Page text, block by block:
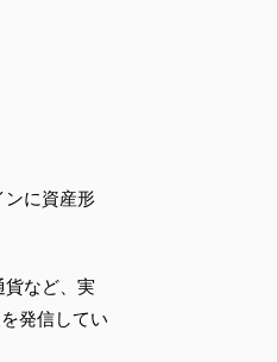
に資産形
など、実
発信してい